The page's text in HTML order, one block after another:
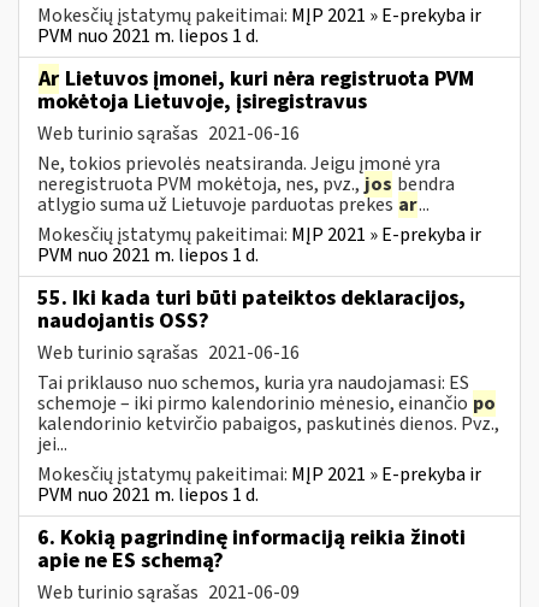
Mokesčių įstatymų pakeitimai: MĮP 2021 » E-prekyba ir
PVM nuo 2021 m. liepos 1 d.
Ar Lietuvos įmonei, kuri nėra registruota PVM
mokėtoja Lietuvoje, įsiregistravus
Web turinio sąrašas 2021-06-16
Ne, tokios prievolės neatsiranda. Jeigu įmonė yra
neregistruota PVM mokėtoja, nes, pvz., jos bendra
atlygio suma už Lietuvoje parduotas prekes ar...
Mokesčių įstatymų pakeitimai: MĮP 2021 » E-prekyba ir
PVM nuo 2021 m. liepos 1 d.
55. Iki kada turi būti pateiktos deklaracijos,
naudojantis OSS?
Web turinio sąrašas 2021-06-16
Tai priklauso nuo schemos, kuria yra naudojamasi: ES
schemoje – iki pirmo kalendorinio mėnesio, einančio po
kalendorinio ketvirčio pabaigos, paskutinės dienos. Pvz.,
jei...
Mokesčių įstatymų pakeitimai: MĮP 2021 » E-prekyba ir
PVM nuo 2021 m. liepos 1 d.
6. Kokią pagrindinę informaciją reikia žinoti
apie ne ES schemą?
Web turinio sąrašas 2021-06-09